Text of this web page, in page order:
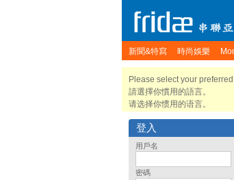
新聞&特寫 時尚娛樂
Please select your
請選擇你慣用的語言。
请选择你惯用的语言。
登入
用戶名
密碼